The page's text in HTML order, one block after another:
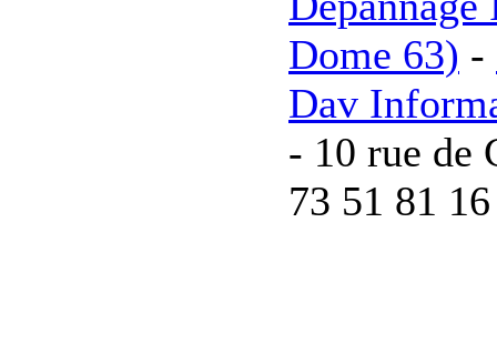
Dome 63) -
Dav
- 10 rue de
73 51 81 16